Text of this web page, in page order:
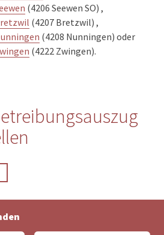
(4206 Seewen SO) ,
(4207 Bretzwil) ,
(4208 Nunningen) oder
(4222 Zwingen).